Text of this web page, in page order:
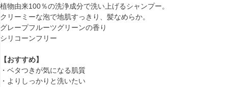
植物由来100％の洗浄成分で洗い上げるシャンプー。
クリーミーな泡で地肌すっきり、髪なめらか。
グレープフルーツグリーンの香り
シリコーンフリー
【おすすめ】
・ベタつきが気になる肌質
・よりしっかりと洗いたい